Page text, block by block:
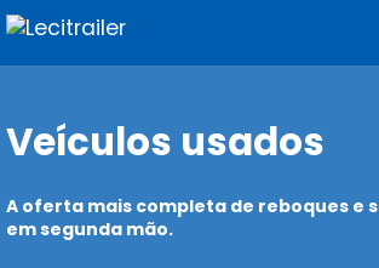
Veículos usados
A oferta mais completa de reboques e
em segunda mão.